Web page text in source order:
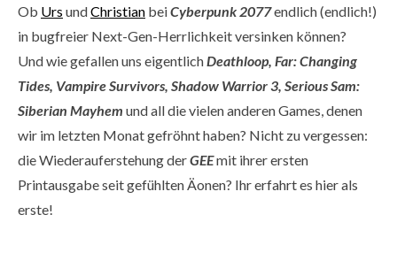
Ob Urs undChristian beiCyberpunk 2077endlich (endlich!)
in bugfreier Next-Gen-Herrlichkeit versinken können?
Und wie gefallen uns eigentlich Deathloop, Far: Changing
Tides, Vampire Survivors, Shadow Warrior 3, Serious Sam:
Siberian Mayhem und all die vielen anderen Games, denen
wir im letzten Monat gefröhnt haben? Nicht zu vergessen:
die Wiederauferstehung derGEEmit ihrer ersten
Printausgabe seit gefühlten Äonen? Ihr erfahrt es hier als
erste!